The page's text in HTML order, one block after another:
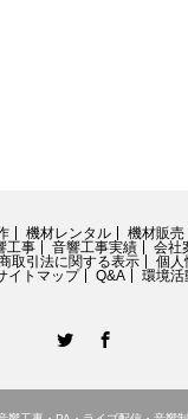
機材レンタル 機材販売
工事 音響工事実績 会社
取引法に関する表示
個人
イトマップ Q&A 環境活